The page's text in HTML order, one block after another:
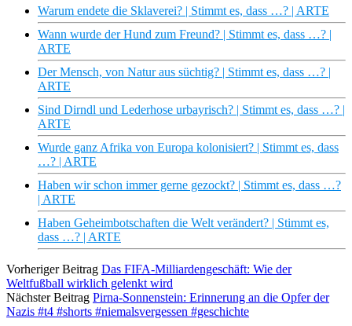
Warum endete die Sklaverei? | Stimmt es, dass …? | ARTE
Wann wurde der Hund zum Freund? | Stimmt es, dass …? |
ARTE
Der Mensch, von Natur aus süchtig? | Stimmt es, dass …? |
ARTE
Sind Dirndl und Lederhose urbayrisch? | Stimmt es, dass …? |
ARTE
Wurde ganz Afrika von Europa kolonisiert? | Stimmt es, dass
…? | ARTE
Haben wir schon immer gerne gezockt? | Stimmt es, dass …?
| ARTE
Haben Geheimbotschaften die Welt verändert? | Stimmt es,
dass …? | ARTE
Vorheriger Beitrag Das FIFA-Milliardengeschäft: Wie der
Weltfußball wirklich gelenkt wird
Nächster Beitrag Pirna-Sonnenstein: Erinnerung an die Opfer der
Nazis #t4 #shorts #niemalsvergessen #geschichte